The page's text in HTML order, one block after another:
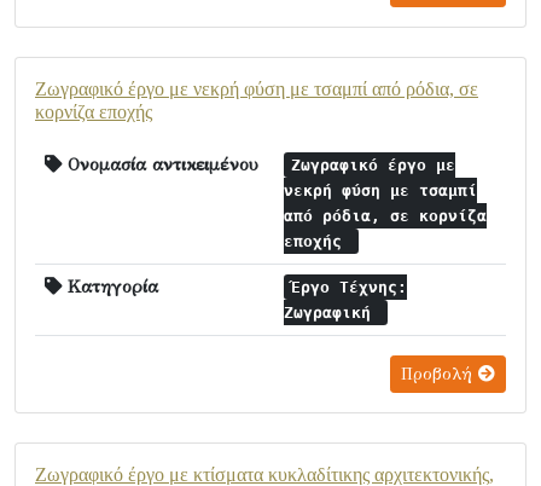
Ζωγραφικό έργο με νεκρή φύση με τσαμπί από ρόδια, σε
κορνίζα εποχής
Ονομασία αντικειμένου
Ζωγραφικό έργο με
νεκρή φύση με τσαμπί
από ρόδια, σε κορνίζα
εποχής
Κατηγορία
Έργο Τέχνης:
Ζωγραφική
Προβολή
Ζωγραφικό έργο με κτίσματα κυκλαδίτικης αρχιτεκτονικής,